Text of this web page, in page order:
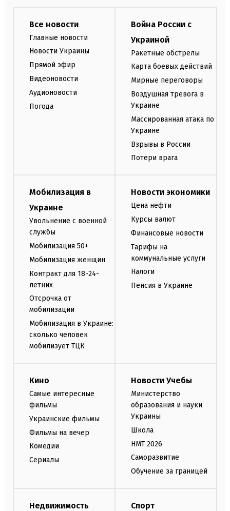
Все новости
Главные новости
Новости Украины
Прямой эфир
Видеоновости
Аудионовости
Погода
Война России с
Украиной
Ракетные обстрелы
Карта боевых действий
Мирные переговоры
Воздушная тревога в
Украине
Массированная атака по
Украине
Взрывы в России
Потери врага
Мобилизация в
Украине
Увольнение с военной
службы
Мобилизация 50+
Мобилизация женщин
Контракт для 18-24-
летних
Отсрочка от
мобилизации
Мобилизация в Украине:
сколько человек
мобилизует ТЦК
Новости экономики
Цена нефти
Курсы валют
Финансовые новости
Тарифы на
коммунальные услуги
Налоги
Пенсия в Украине
Кино
Самые интересные
фильмы
Украинские фильмы
Фильмы на вечер
Комедии
Сериалы
Новости Учебы
Министерство
образования и науки
Украины
Школа
НМТ 2026
Саморазвитие
Обучение за границей
Недвижимость Спорт